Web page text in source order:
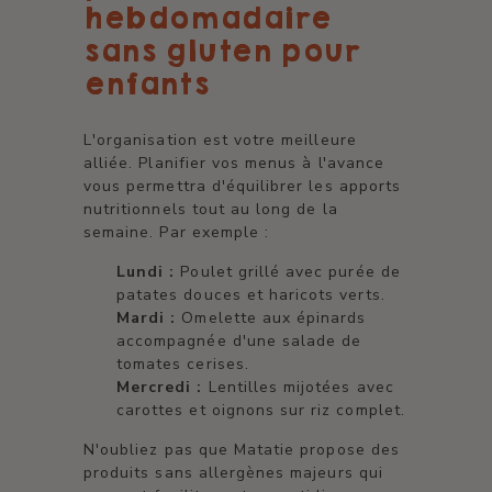
hebdomadaire
sans gluten pour
enfants
L'organisation est votre meilleure
alliée. Planifier vos menus à l'avance
vous permettra d'équilibrer les apports
nutritionnels tout au long de la
semaine. Par exemple :
Lundi : Poulet grillé avec purée de
patates douces et haricots verts.
Mardi : Omelette aux épinards
accompagnée d'une salade de
tomates cerises.
Mercredi : Lentilles mijotées avec
carottes et oignons sur riz complet.
N'oubliez pas que Matatie propose des
produits sans allergènes majeurs qui